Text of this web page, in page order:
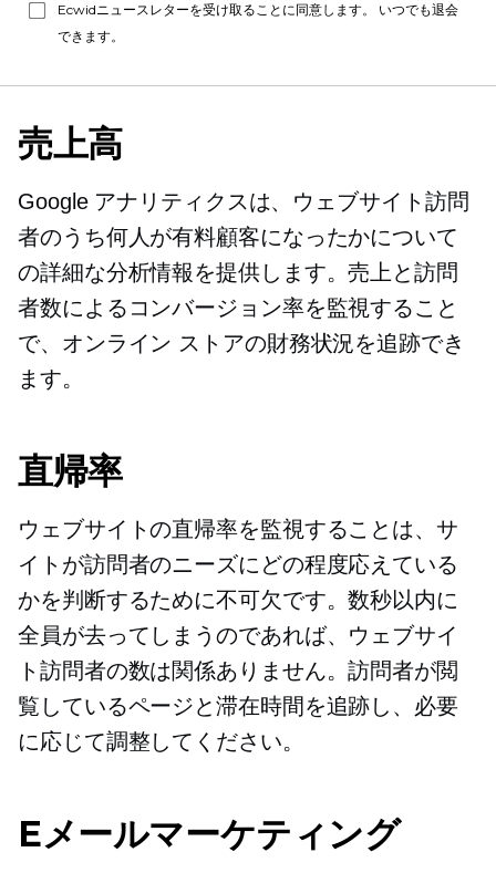
Ecwidニュースレターを受け取ることに同意します。 いつでも退会
できます。
売上高
Google アナリティクスは、ウェブサイト訪問
者のうち何人が有料顧客になったかについて
の詳細な分析情報を提供します。売上と訪問
者数によるコンバージョン率を監視すること
で、オンライン ストアの財務状況を追跡でき
ます。
直帰率
ウェブサイトの直帰率を監視することは、サ
イトが訪問者のニーズにどの程度応えている
かを判断するために不可欠です。数秒以内に
全員が去ってしまうのであれば、ウェブサイ
ト訪問者の数は関係ありません。訪問者が閲
覧しているページと滞在時間を追跡し、必要
に応じて調整してください。
Eメールマーケティング